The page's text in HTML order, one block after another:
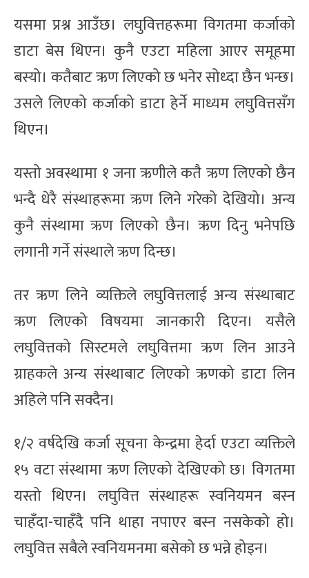
यसमा प्रश्न आउँछ। लघुवित्तहरूमा विगतमा कर्जाको
डाटा बेस थिएन। कुनै एउटा महिला आएर समूहमा
बस्यो। कतैबाट ऋण लिएको छ भनेर सोध्दा छैन भन्छ।
उसले लिएको कर्जाको डाटा हेर्ने माध्यम लघुवित्तसँग
थिएन।
यस्तो अवस्थामा १ जना ऋणीले कतै ऋण लिएको छैन
भन्दै धेरै संस्थाहरूमा ऋण लिने गरेको देखियो। अन्य
कुनै संस्थामा ऋण लिएको छैन। ऋण दिनु भनेपछि
लगानी गर्ने संस्थाले ऋण दिन्छ।
तर ऋण लिने व्यक्तिले लघुवित्तलाई अन्य संस्थाबाट
ऋण लिएको विषयमा जानकारी दिएन। यसैले
लघुवित्तको सिस्टमले लघुवित्तमा ऋण लिन आउने
ग्राहकले अन्य संस्थाबाट लिएको ऋणको डाटा लिन
अहिले पनि सक्दैन।
१/२ वर्षदेखि कर्जा सूचना केन्द्रमा हेर्दा एउटा व्यक्तिले
१५ वटा संस्थामा ऋण लिएको देखिएको छ। विगतमा
यस्तो थिएन। लघुवित्त संस्थाहरू स्वनियमन बस्न
चाहँदा-चाहँदै पनि थाहा नपाएर बस्न नसकेको हो।
लघुवित्त सबैले स्वनियमनमा बसेको छ भन्ने होइन।